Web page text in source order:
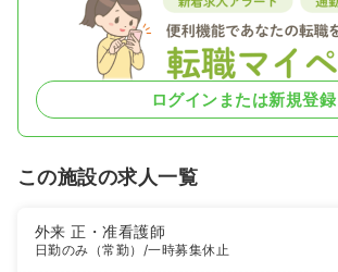
ログインまたは新規登録
この施設の求人一覧
外来正・准看護師
日勤のみ（常勤） /一時募集休止